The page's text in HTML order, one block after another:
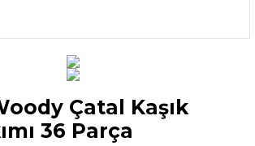
Çatal Kaşık
36 Parça